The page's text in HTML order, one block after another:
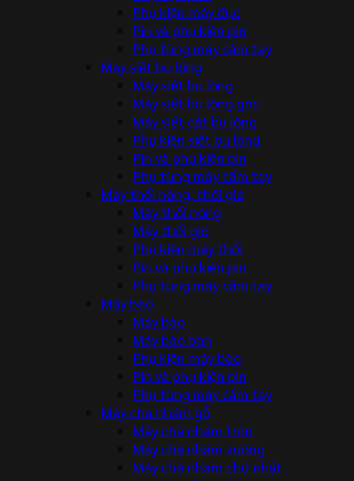
Phụ kiện máy đục
Pin và phụ kiện pin
Phụ tùng máy cầm tay
Máy siết bu lông
Máy siết bu lông
Máy siết bu lông góc
Máy siết cắt bu lông
Phụ kiện siết bu lông
Pin và phụ kiện pin
Phụ tùng máy cầm tay
Máy thổi nóng, thổi gió
Máy thổi nóng
Máy thổi gió
Phụ kiện máy thổi
Pin và phụ kiện pin
Phụ tùng máy cầm tay
Máy bào
Máy bào
Máy bào bàn
Phụ kiện máy bào
Pin và phụ kiện pin
Phụ tùng máy cầm tay
Máy chà nhám gỗ
Máy chà nhám tròn
Máy chà nhám vuông
Máy chà nhám chữ nhật